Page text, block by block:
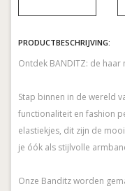
PRODUCTBESCHRIJVING:
Ontdek BANDITZ: de haar
Stap binnen in de wereld
functionaliteit en fashion
elastiekjes, dit zijn de
je óók als stijlvolle
Onze Banditz worden